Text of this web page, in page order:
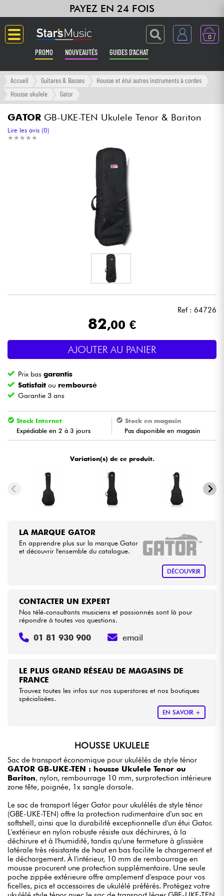
PAYEZ EN 24 FOIS
0
PROMO NOUVEAUTÉS GUIDES D'ACHAT
Langue
Amplis & Effets
Synthés & Sampleurs
Eclairage
Vents
Violons & Quatuor
Câbles & Access.
HiFi
Voir nos marques
Accueil Guitares & Basses
Housse et étui autres instruments à cordes
Housse ukulele
Gator
GATOR GB-UKE-TEN Ukulele Tenor & Bariton
★ ★ ★ ★ ★
★ ★ ★ ★ ★
Lire les avis (0)
Ref : 64726
82,00 €
AJOUTER AU PANIER
Prix basgarantis
Satisfait ou remboursé
Garantie 3 ans
Stock Internet
Expédiable en 2 à 3 jours
Stock en magasin
Pas disponible en magasin
Variation(s) de ce produit.
LA MARQUE GATOR
En apprendre plus sur la marque Gator
et découvrir l'ensemble du catalogue.
DÉCOUVRIR
LE PLUS GRAND RÉSEAU DE MAGASINS DE
FRANCE
Trouvez toutes les infos sur nos superstores et nos boutiques
spécialisées.
EN SAVOIR +
CONTACTER UN EXPERT
Nos télé-consultants musiciens et passionnés sont là pour
répondre à toutes vos questions.
01 81 930 900 email
HOUSSE UKULELE
Sac de transport économique pour ukulélés de style ténor
GATOR GB-UKE-TEN : housse Ukulele Tenor ou
Bariton, nylon, rembourrage 10 mm, surprotection intérieure
zone tête, poignée, 1x sangle dorsale.
Le sac de transport léger Gator pour ukulélés de style ténor
(GBE-UKE-TEN) offre la protection rudimentaire d'un sac en
softshell, ainsi que la durabilité exceptionnelle d'un étui Gator.
L'extérieur en nylon robuste résiste aux déchirures, à la
déchirure et à l'humidité, tandis qu'une fermeture à glissière
latérale très résistante de haut en bas facilite le chargement et
le déchargement. À l'intérieur, 10 mm de rembourrage en
mousse procurent une protection supplémentaire. Une seule
poche zippée extérieure offre amplement d'espace pour vos
ficelles, pics et accessoires de ukulélé préférés. Protégez votre